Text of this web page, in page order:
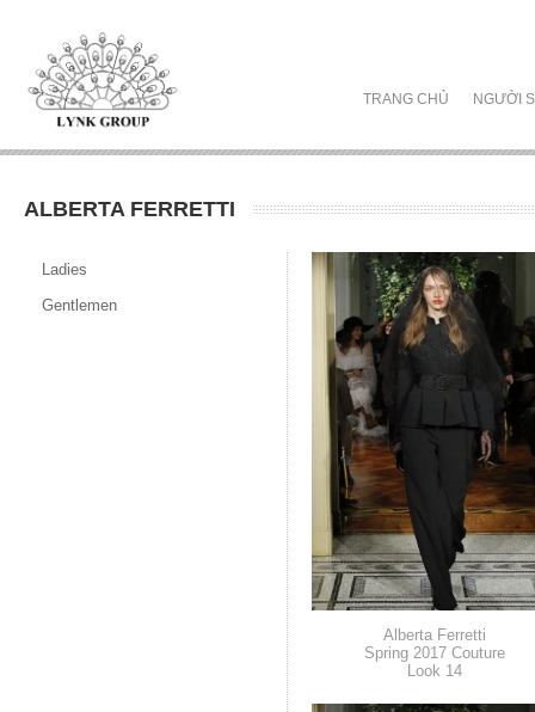
TRANG CHỦ NGƯỜI
ALBERTA FERRETTI
Ladies
Gentlemen
Alberta Ferretti
Spring 2017 Couture
Look 14